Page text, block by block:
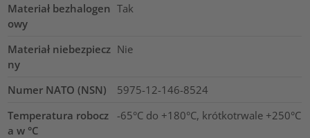
Materiał bezhalogen
owy
Tak
Materiał niebezpiecz
ny
Nie
Numer NATO (NSN)
5975-12-146-8524
Temperatura robocz
a w °C
-65°C do +180°C, krótkotrwale +250°C